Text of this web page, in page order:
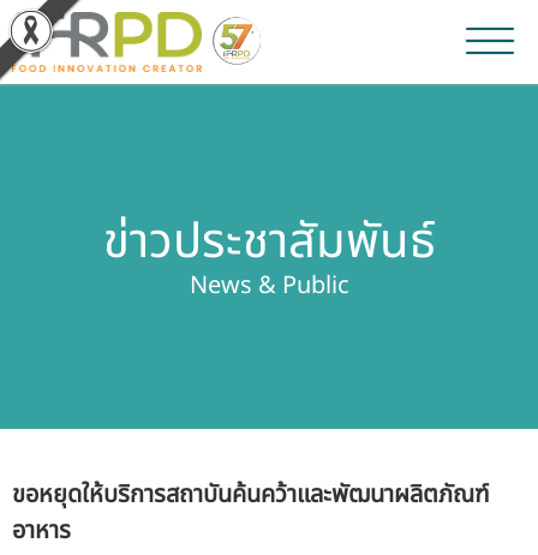
ผลิตภัณฑ์และจำหน่าย
เกี่ยวกับสถาบัน
บุคลากรสถาบัน
ข่าวประชาสัมพันธ์
News & Public
ขอหยุดให้บริการสถาบันค้นคว้าและพัฒนาผลิตภัณฑ์
อาหาร